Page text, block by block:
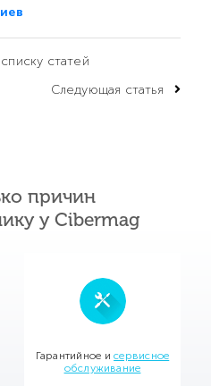
статей
Следующая статья
причин
у Cibermag
Гарантийное исервисное
обслуживание